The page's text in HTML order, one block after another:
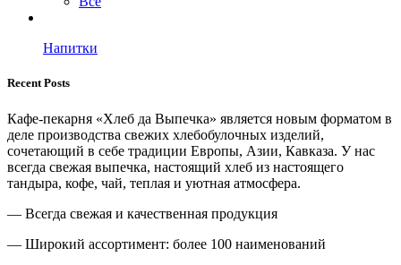
Напитки
Recent Posts
Кафе-пекарня «Хлеб да Выпечка» является новым форматом в
деле производства свежих хлебобулочных изделий,
сочетающий в себе традиции Европы, Азии, Кавказа. У нас
всегда свежая выпечка, настоящий хлеб из настоящего
тандыра, кофе, чай, теплая и уютная атмосфера.
— Всегда свежая и качественная продукция
— Широкий ассортимент: более 100 наименований